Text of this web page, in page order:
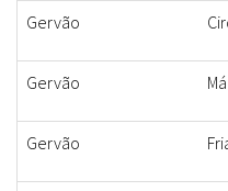
Gervão
Gervão
Gervão